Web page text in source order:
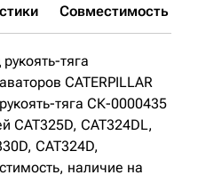
Совместимость
тяга
CATERPILLAR
тяга СК-0000435
CAT325D, CAT324DL,
CAT324D,
наличие на